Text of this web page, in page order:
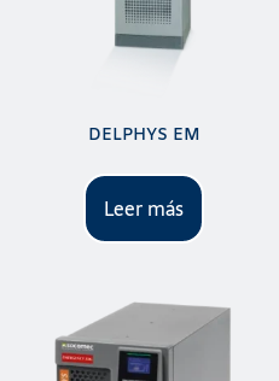
DELPHYS EM
Leer más